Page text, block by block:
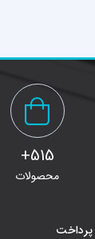
515+
محصولات
پرداخت